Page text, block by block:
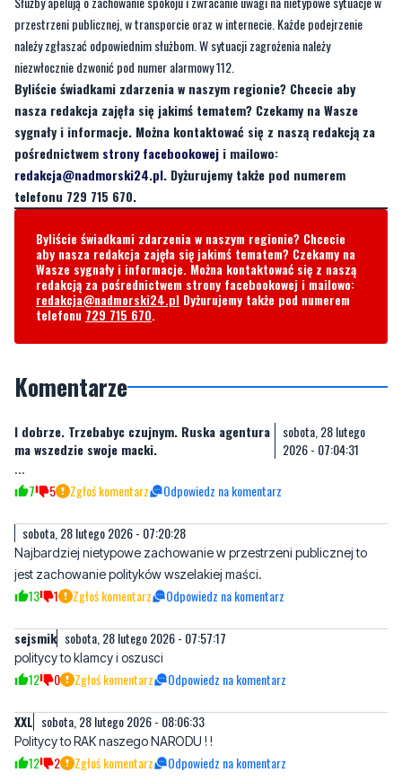
Byliście świadkami zdarzenia w naszym regionie? Chcecie aby
nasza redakcja zajęła się jakimś tematem? Czekamy na Wasze
sygnały i informacje. Można kontaktować się z naszą redakcją za
pośrednictwemstrony facebookoweji mailowo:
redakcja@nadmorski24.pl. Dyżurujemy także pod numerem
telefonu 729 715 670.
Byliście świadkami zdarzenia w naszym regionie? Chcecie
aby nasza redakcja zajęła się jakimś tematem? Czekamy na
Wasze sygnały i informacje. Można kontaktować się z naszą
redakcja@nadmorski24.plDyżurujemy także pod numerem
telefonu729 715 670.
Komentarze
ma wszedzie swoje macki.
2026 - 07:04:31
Zgłoś komentarz Odpowiedz na komentarz
Najbardziej nietypowe zachowanie w przestrzeni publicznej to
13 1 Zgłoś komentarz Odpowiedz na komentarz
sejsmik sobota, 28 lutego 2026 - 07:57:17
politycy to klamcy i oszusci
XXL sobota, 28 lutego 2026 - 08:06:33
Politycy to RAK naszego NARODU ! !
A najwięcej do powiedzenia mają zawsze
laicy
08:13:17